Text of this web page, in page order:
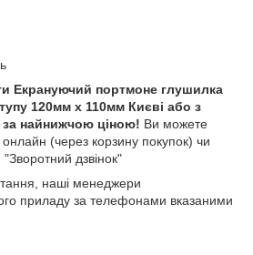
Екрануючий портмоне глушилка
120мм х 110мм Києві або з
за найнижчою ціною! Ви можете
(через корзину покупок) чи
дзвінок"
наші менеджери
приладу за телефонами вказаними